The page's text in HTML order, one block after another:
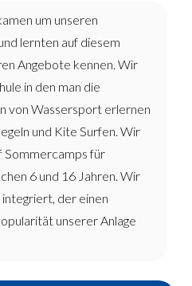
um unseren
lernten auf diesem
Angebote kennen. Wir
in den man die
von Wassersport erlernen
und Kite Surfen. Wir
Sommercamps für
6 und 16 Jahren. Wir
integriert, der einen
unserer Anlage